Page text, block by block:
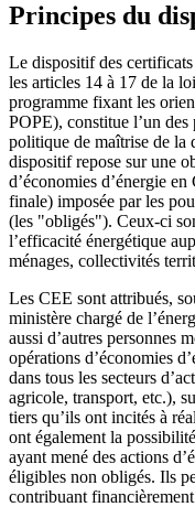
Principes du
Le dispositif des
les articles 14 à 17 de la
programme fixant les
POPE), constitue l’un
politique de maîtrise de la
dispositif repose sur une
d’économies d’énergie
finale) imposée par les
(les "obligés"). Ceux-ci
l’efficacité énergétique
ménages, collectivités
Les CEE sont attribués,
ministère chargé de
aussi d’autres personnes
opérations d’économies
dans tous les secteurs
agricole, transport, etc.),
tiers qu’ils ont incités à
ont également la
ayant mené des actions
éligibles non obligés. Ils
contribuant